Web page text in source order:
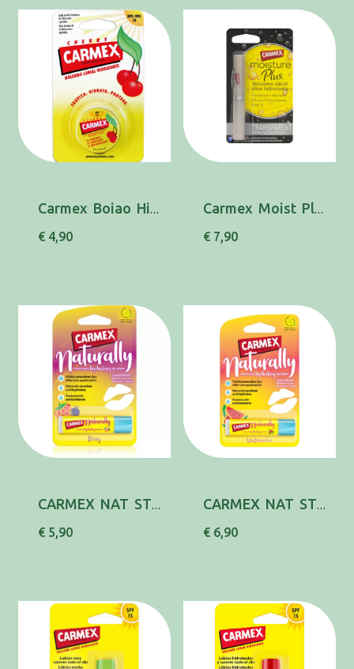
Carmex Boiao Hid Lab Spf15 Cerej 7,5g
€ 4,90
Carmex Moist Plus Hid Lab Spf15 Transp 2g
€ 7,90
CARMEX NAT STICK HID LAB BERRY 4,25G
€ 5,90
CARMEX NAT STICK HID LAB WATERMEL 4,25G,
€ 6,90